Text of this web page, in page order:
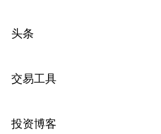
头条
交易工具
投资博客